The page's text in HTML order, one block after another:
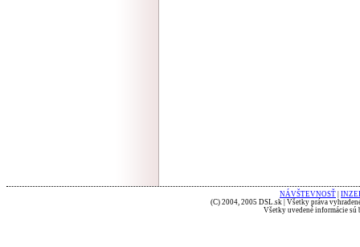
NÁVŠTEVNOSŤ
(C) 2004, 2005 DSL.sk | Všetky práva
Všetky uvedené informácie sú